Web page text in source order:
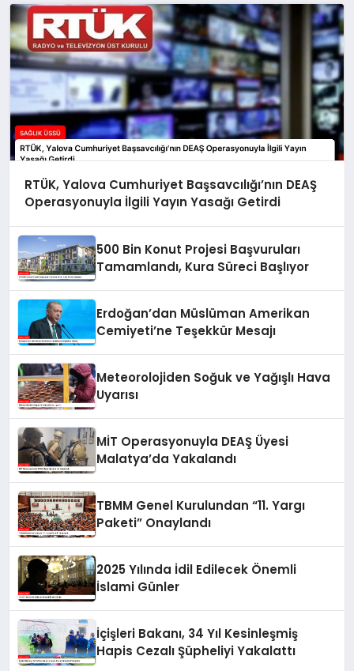
RTÜK, Yalova Cumhuriyet Başsavcılığı’nın DEAŞ
Operasyonuyla İlgili Yayın Yasağı Getirdi
500 Bin Konut Projesi Başvuruları
Tamamlandı, Kura Süreci Başlıyor
Erdoğan’dan Müslüman Amerikan
Cemiyeti’ne Teşekkür Mesajı
Meteorolojiden Soğuk ve Yağışlı Hava
Uyarısı
MİT Operasyonuyla DEAŞ Üyesi
Malatya’da Yakalandı
TBMM Genel Kurulundan “11. Yargı
Paketi” Onaylandı
2025 Yılında İdil Edilecek Önemli
İslami Günler
İçişleri Bakanı, 34 Yıl Kesinleşmiş
Hapis Cezalı Şüpheliyi Yakalattı